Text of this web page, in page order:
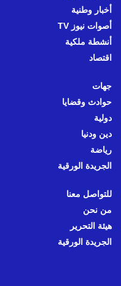
أخبار وطنية
أصوات نيوز TV
أنشطة ملكية
اقتصاد
جهات
حوادث وقضايا
دولية
دين ودنيا
رياضة
الجريدة الورقية
للتواصل معنا
من نحن
هيئة التحرير
الجريدة الورقية